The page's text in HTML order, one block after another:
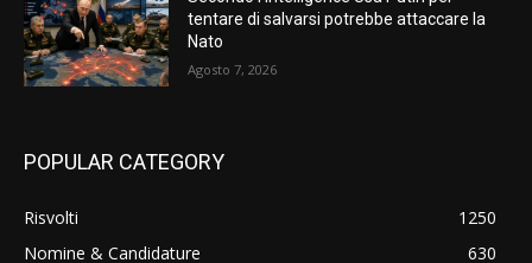
tentare di salvarsi potrebbe attaccare la
Nato
Agosto 7, 2026
POPULAR CATEGORY
Risvolti
1250
Nomine & Candidature
630